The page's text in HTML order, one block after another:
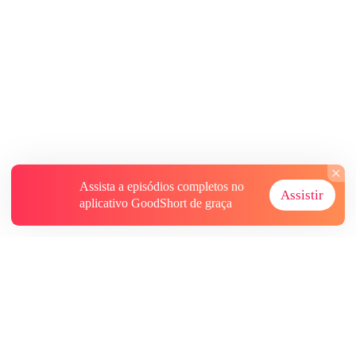
Assista a episódios completos no
aplicativo GoodShort de graça
Assistir